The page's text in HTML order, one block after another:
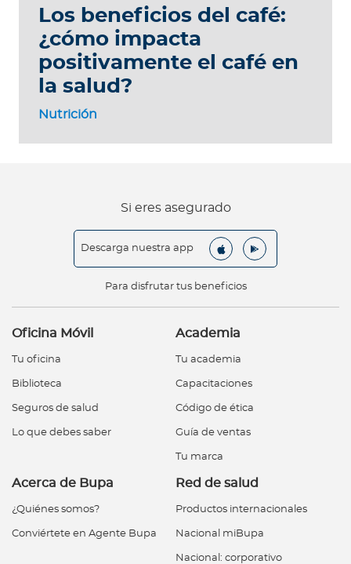
Nutrición
Los beneficios del café:
¿cómo impacta
positivamente el café en
la salud?
Si eres asegurado
Descarga nuestra app
Para disfrutar tus beneficios
Oficina Móvil
Tu oficina
Biblioteca
Seguros de salud
Lo que debes saber
Academia
Tu academia
Capacitaciones
Código de ética
Guía de ventas
Tu marca
Acerca de Bupa
¿Quiénes somos?
Conviértete en Agente Bupa
Red de salud
Productos internacionales
Nacional miBupa
Nacional: corporativo